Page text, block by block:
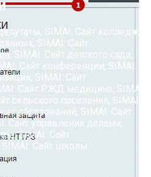
SIMAI: Сайт колледжа,
SIMAI: Сайт
SIMAI: Сайт детского сада,
Сайт конференции, SIMAI:
SIMAI: Сайт
Сайт РЖД медицина, SIMAI:
сельского поселения, SIMAI:
образований, SIMAI: Сайт
Сайт управления делами,
SIMAI: Сайт
Сайт школы